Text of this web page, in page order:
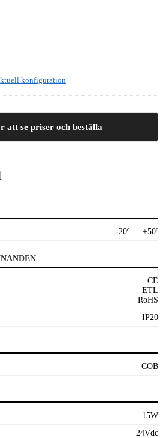
konfiguration
att se priser och beställa
-20º … +50º
CE
ETL
RoHS
IP20
COB
15W
24Vdc